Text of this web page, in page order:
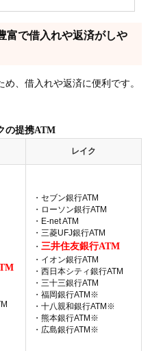
富で借入れや返済がしや
、借入れや返済に便利です。
の提携ATM
レイク
・セブン銀行ATM
・ローソン銀行ATM
・E-net ATM
・三菱UFJ銀行ATM
・ 三井住友銀行ATM
・イオン銀行ATM
・西日本シティ銀行ATM
・三十三銀行ATM
・福岡銀行ATM※
・十八親和銀行ATM※
・熊本銀行ATM※
・広島銀行ATM※